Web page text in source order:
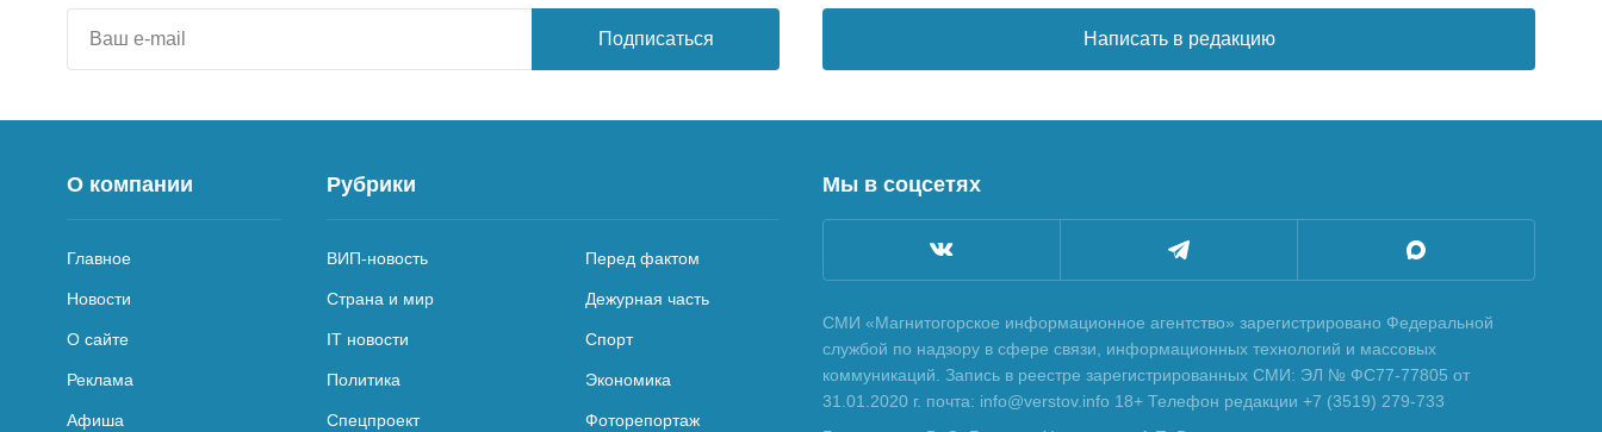
Подписаться Написать в редакцию
О компании
Главное
Новости
О сайте
Реклама
Афиша
Рубрики
ВИП-новость Перед фактом
Страна и мир Дежурная часть
IT новости Спорт
Политика Экономика
Спецпроект Фоторепортаж
Мы в соцсетях
СМИ «Магнитогорское информационное агентство» зарегистрировано Федеральной
службой по надзору в сфере связи, информационных технологий и массовых
коммуникаций. Запись в реестре зарегистрированных СМИ: ЭЛ № ФС77-77805 от
31.01.2020 г. почта: info@verstov.info 18+ Телефон редакции +7 (3519) 279-733